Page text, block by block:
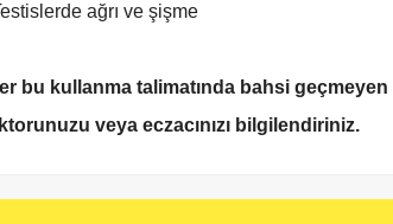
ağrı ve şişme
bu kullanma talimatında bahsi
veya eczacınızı bilgilendiriniz.